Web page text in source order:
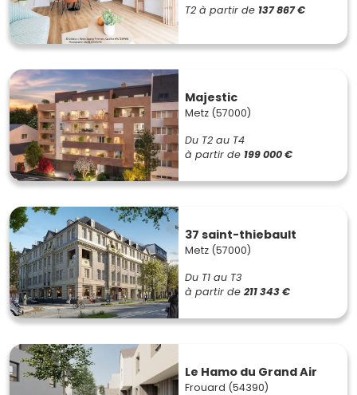
T2 à partir de 137 867 €
Majestic
Metz (57000)
Du T2 au T4
à partir de 199 000 €
37 saint-thiebault
Metz (57000)
Du T1 au T3
à partir de 211 343 €
Le Hamo du Grand Air
Frouard (54390)